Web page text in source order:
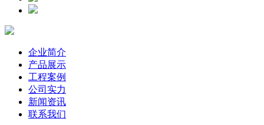
企业简介
产品展示
工程案例
公司实力
新闻资讯
联系我们